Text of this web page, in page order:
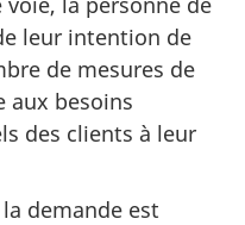
leur intention de
de mesures de
aux besoins
des clients à leur
demande est